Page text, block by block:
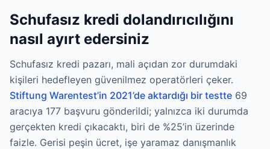
Schufasız kredi dolandırıcılığını
nasıl ayırt edersiniz
Schufasız kredi pazarı, mali açıdan zor durumdaki
kişileri hedefleyen güvenilmez operatörleri çeker.
Stiftung Warentest’in 2021’de aktardığı bir testte 69
aracıya 177 başvuru gönderildi; yalnızca iki durumda
gerçekten kredi çıkacaktı, biri de %25’in üzerinde
faizle. Gerisi peşin ücret, işe yaramaz danışmanlık